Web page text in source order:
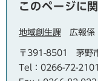
このページに
地域創生課 広報係
〒391-8501
茅野
Tel：0266-72-